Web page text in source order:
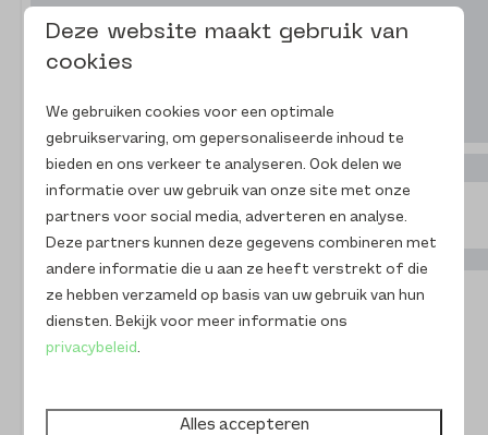
Forest Edge Cottage
A cozy cottage by the forest edge with veranda and
Swings
Deze website maakt gebruik van
cookies
We gebruiken cookies voor een optimale
gebruikservaring, om gepersonaliseerde inhoud te
bieden en ons verkeer te analyseren. Ook delen we
informatie over uw gebruik van onze site met onze
partners voor social media, adverteren en analyse.
Deze partners kunnen deze gegevens combineren met
andere informatie die u aan ze heeft verstrekt of die
ze hebben verzameld op basis van uw gebruik van hun
diensten. Bekijk voor meer informatie ons
privacybeleid.
Alles accepteren